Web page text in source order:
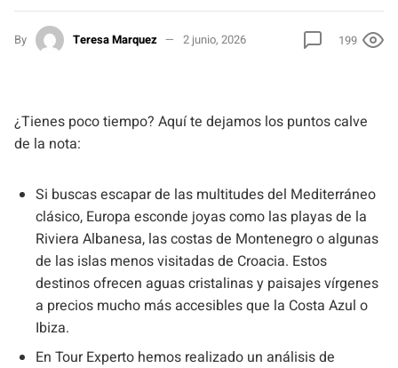
By Teresa Marquez 2 junio, 2026 199
¿Tienes poco tiempo? Aquí te dejamos los puntos calve
de la nota:
Si buscas escapar de las multitudes del Mediterráneo
clásico, Europa esconde joyas como las playas de la
Riviera Albanesa, las costas de Montenegro o algunas
de las islas menos visitadas de Croacia. Estos
destinos ofrecen aguas cristalinas y paisajes vírgenes
a precios mucho más accesibles que la Costa Azul o
Ibiza.
En Tour Experto hemos realizado un análisis de